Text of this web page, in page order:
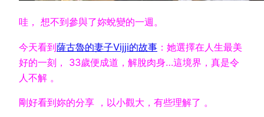
哇， 想不到參與了妳蛻變的一週。
今天看到薩古魯的妻子Vijji的故事 ：她選擇在人生最美
好的一刻， 33歲便成道，解脫肉身…這境界，真是令
人不解 。
剛好看到妳的分享 ，以小觀大，有些理解了 。